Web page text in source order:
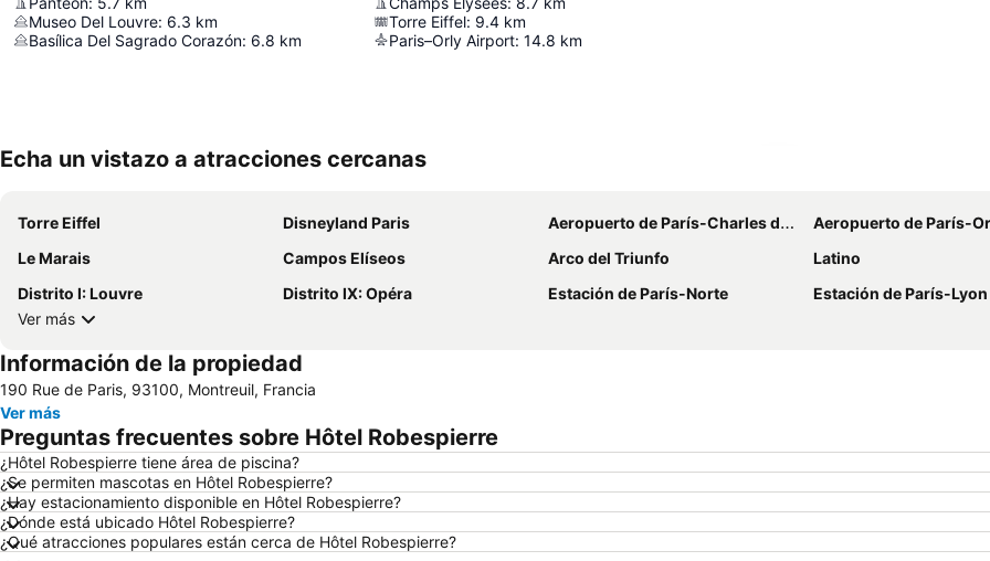
Museo Del Louvre: 6.3 km
Basílica Del Sagrado Corazón: 6.8 km
Torre Eiffel: 9.4 km
Paris–Orly Airport: 14.8 km
Echa un vistazo a atracciones cercanas
Torre Eiffel Disneyland Paris Aeropuerto de París-Charles de Gaulle
Aeropuerto de París-
Le Marais
Campos Elíseos Arco del Triunfo
Latino
Distrito I: Louvre
Distrito IX: Opéra Estación de París-Norte
Estación de París-Lyon
Ver más
Información de la propiedad
190 Rue de Paris, 93100, Montreuil, Francia
Ver más
Preguntas frecuentes sobre Hôtel Robespierre
¿Hôtel Robespierre tiene área de piscina?
¿Se permiten mascotas en Hôtel Robespierre?
¿Hay estacionamiento disponible en Hôtel Robespierre?
¿Dónde está ubicado Hôtel Robespierre?
¿Qué atracciones populares están cerca de Hôtel Robespierre?